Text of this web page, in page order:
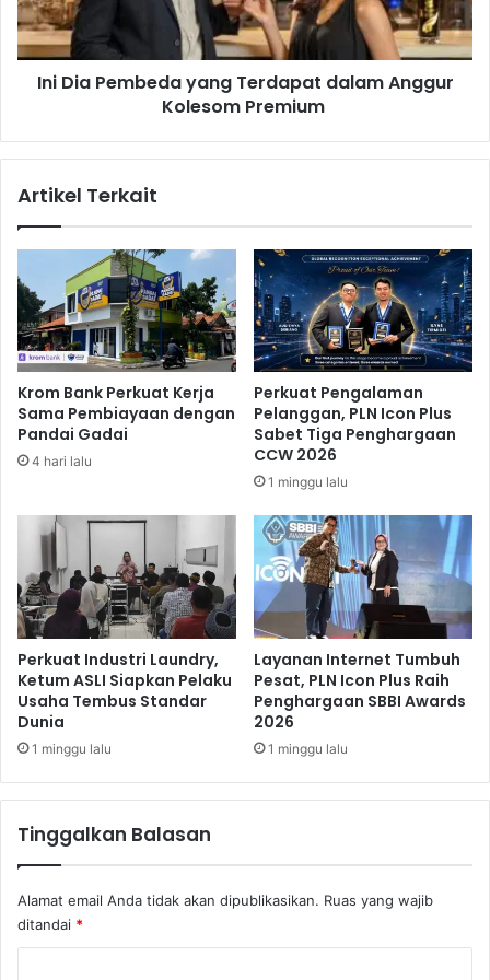
a
y
a
K
p
N
a
s
a
b
a
h
,
b
n
j
b
R
a
i
h
P
e
g
a
a
a
n
P
e
m
a
e
r
d
a
a
t
a
a
n
g
g
u
r
K
o
l
m
P
e
m
i
Ini Dia Pembeda yang Terdapat dalam Anggur
Kolesom Premium
Artikel Terkait
Krom Bank Perkuat Kerja
Sama Pembiayaan dengan
Pandai Gadai
4 hari lalu
Perkuat Pengalaman
Pelanggan, PLN Icon Plus
Sabet Tiga Penghargaan
CCW 2026
1 minggu lalu
Perkuat Industri Laundry,
Ketum ASLI Siapkan Pelaku
Usaha Tembus Standar
Dunia
1 minggu lalu
Layanan Internet Tumbuh
Pesat, PLN Icon Plus Raih
Penghargaan SBBI Awards
2026
1 minggu lalu
Tinggalkan Balasan
Alamat email Anda tidak akan dipublikasikan. Ruas yang wajib
ditandai *